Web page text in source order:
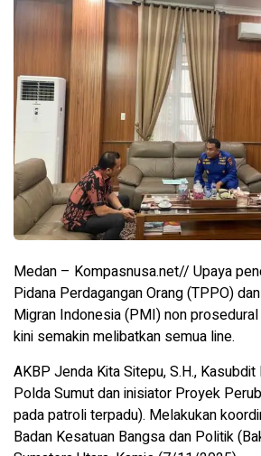
Medan – Kompasnusa.net// Upaya
Pidana Perdagangan Orang (TPPO)
Migran Indonesia (PMI) non
kini semakin melibatkan semua line.
AKBP Jenda Kita Sitepu, S.H.,
Polda Sumut dan inisiator Proyek
pada patroli terpadu). Melakukan
Badan Kesatuan Bangsa dan Politik